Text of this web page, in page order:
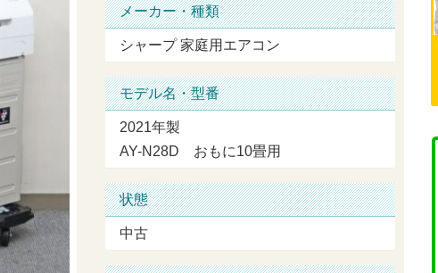
メーカー・種類
シャープ 家庭用エアコン
モデル名・型番
2021年製
AY-N28D おもに10畳用
状態
中古